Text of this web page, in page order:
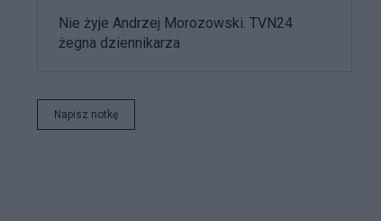
Nie żyje Andrzej Morozowski. TVN24
żegna dziennikarza
Napisz notkę